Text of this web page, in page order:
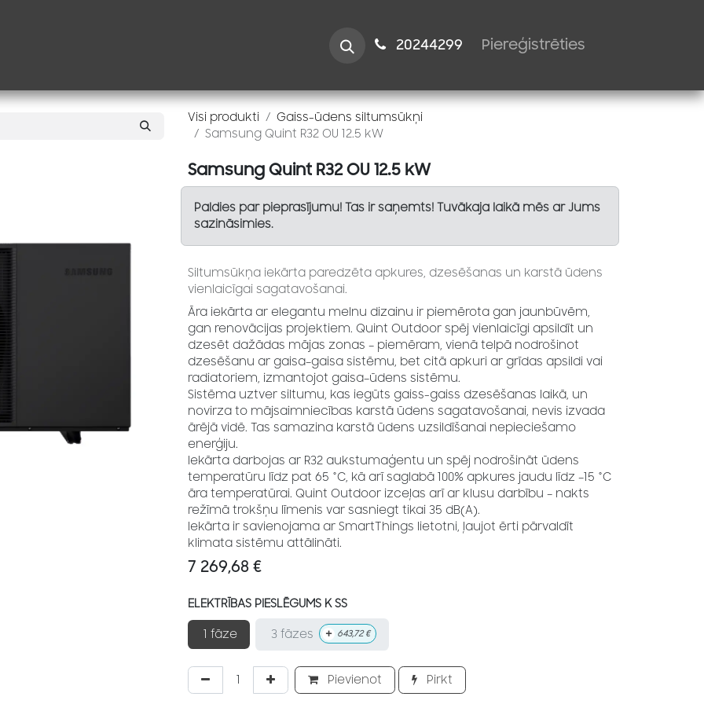
Speciālistiem 2024​​4299 Piereģistrēties
Visi produkti
Gaiss-ūdens siltumsūkņi
Samsung Quint R32 OU 12.5 kW
Samsung Quint R32 OU 12.5 kW
Paldies par pieprasījumu! Tas ir saņemts! Tuvākaja laikā mēs ar Jums
sazināsimies.
Siltumsūkņa iekārta paredzēta apkures, dzesēšanas un karstā ūdens
vienlaicīgai sagatavošanai.
Āra iekārta ar elegantu melnu dizainu ir piemērota gan jaunbūvēm,
gan renovācijas projektiem. Quint Outdoor spēj vienlaicīgi apsildīt un
dzesēt dažādas mājas zonas – piemēram, vienā telpā nodrošinot
dzesēšanu ar gaisa–gaisa sistēmu, bet citā apkuri ar grīdas apsildi vai
radiatoriem, izmantojot gaisa–ūdens sistēmu.
Sistēma uztver siltumu, kas iegūts gaiss-gaiss dzesēšanas laikā, un
novirza to mājsaimniecības karstā ūdens sagatavošanai, nevis izvada
ārējā vidē. Tas samazina karstā ūdens uzsildīšanai nepieciešamo
enerģiju.
Iekārta darbojas ar R32 aukstumaģentu un spēj nodrošināt ūdens
temperatūru līdz pat 65 °C, kā arī saglabā 100% apkures jaudu līdz –15 °C
āra temperatūrai. Quint Outdoor izceļas arī ar klusu darbību – nakts
režīmā trokšņu līmenis var sasniegt tikai 35 dB(A).
Iekārta ir savienojama ar SmartThings lietotni, ļaujot ērti pārvaldīt
klimata sistēmu attālināti.
7 269,68 €
ELEKTRĪBAS PIESLĒGUMS K SS
1 fāze 3 fāzes + 643,72€
Pievienot Pirkt